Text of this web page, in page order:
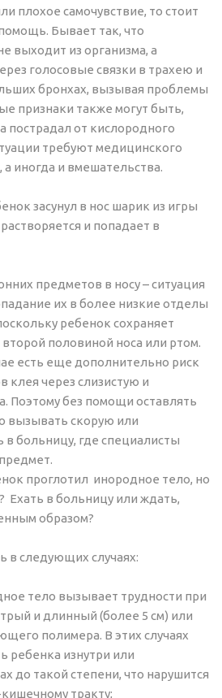
плохое самочувствие, то стоит
Бывает так, что
выходит из организма, а
голосовые связки в трахею и
бронхах, вызывая проблемы
признаки также могут быть,
пострадал от кислородного
требуют медицинского
иногда и вмешательства.
засунул в нос шарик из игры
и попадает в
предметов в носу – ситуация
их в более низкие отделы
ребенок сохраняет
половиной носа или ртом.
есть еще дополнительно риск
клея через слизистую и
Поэтому без помощи оставлять
вызывать скорую или
в больницу, где специалисты
проглотил инородное тело, но
Ехать в больницу или ждать,
образом?
в следующих случаях:
тело вызывает трудности при
и длинный (более 5 см) или
полимера. В этих случаях
ребенка изнутри или
до такой степени, что нарушится
тракту;